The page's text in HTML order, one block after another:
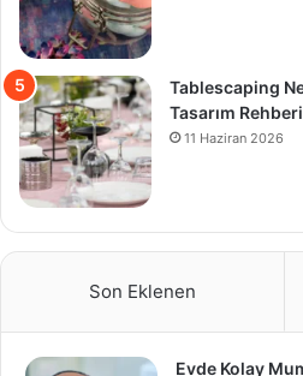
Tablescaping
Tasarım Rehberi
11 Haziran 2026
Son Eklenen
Evde Kolay